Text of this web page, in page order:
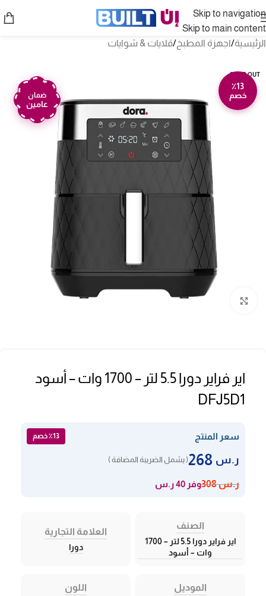
Skip to navigation
Skip to main content
الرئيسية/اجهزة المطبخ/قلايات & شوايات
SOLD OUT
٪13
خصم
ضمان
عامين
Click to enlarge
اير فراير دورا 5.5 لتر – 1700 وات – أسود
DFJ5D1
سعر المنتج ٪13 خصم
ر.س ( يشمل الضريبة المضافة )
ر.س308 وفر 40 ر.س
الصنف
اير فراير دورا 5.5 لتر – 1700
وات – أسود
العلامة التجارية
دورا
الموديل اللون